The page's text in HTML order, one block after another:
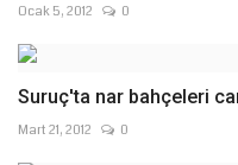
Ocak 5, 2012 0
Mart 21, 2012 0